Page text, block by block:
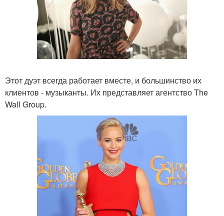
Этот дуэт всегда работает вместе, и большинство их
клиентов - музыканты. Их представляет агентство The
Wall Group.